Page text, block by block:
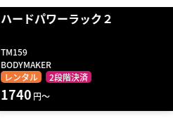
ハードパワーラック２
TM159
BODYMAKER
レンタル
2段階決済
1740 円～